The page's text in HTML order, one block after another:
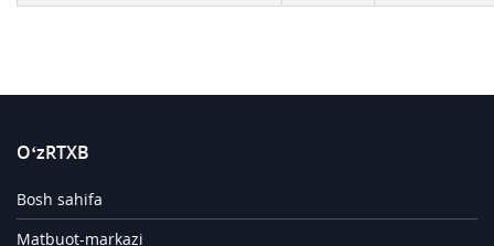
O‘zRTXB
Bosh sahifa
Matbuot-markazi